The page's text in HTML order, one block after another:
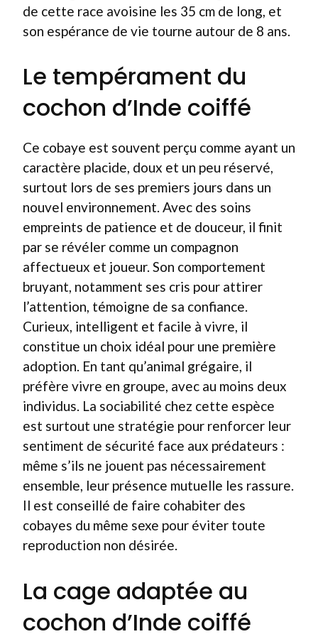
de cette race avoisine les 35 cm de long, et
son espérance de vie tourne autour de 8 ans.
Le tempérament du
cochon d’Inde coiffé
Ce cobaye est souvent perçu comme ayant un
caractère placide, doux et un peu réservé,
surtout lors de ses premiers jours dans un
nouvel environnement. Avec des soins
empreints de patience et de douceur, il finit
par se révéler comme un compagnon
affectueux et joueur. Son comportement
bruyant, notamment ses cris pour attirer
l’attention, témoigne de sa confiance.
Curieux, intelligent et facile à vivre, il
constitue un choix idéal pour une première
adoption. En tant qu’animal grégaire, il
préfère vivre en groupe, avec au moins deux
individus. La sociabilité chez cette espèce
est surtout une stratégie pour renforcer leur
sentiment de sécurité face aux prédateurs :
même s’ils ne jouent pas nécessairement
ensemble, leur présence mutuelle les rassure.
Il est conseillé de faire cohabiter des
cobayes du même sexe pour éviter toute
reproduction non désirée.
La cage adaptée au
cochon d’Inde coiffé